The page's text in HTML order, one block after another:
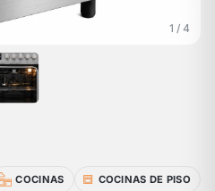
1 / 4
COCINAS COCINAS DE PISO